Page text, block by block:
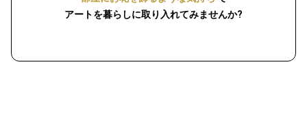
アートを暮らしに取り入れてみませんか?